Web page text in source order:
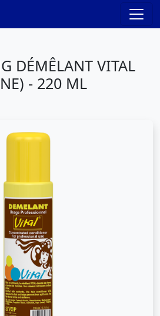
DÉMÊLANT VITAL
- 220 ML